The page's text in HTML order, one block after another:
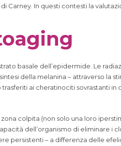
Carney. In questi contesti la
basale dell’epidermide. Le
della melanina – attraverso la
ai cheratinociti sovrastanti in
colpita (non solo una loro
dell’organismo di eliminare i
persistenti – a differenza delle